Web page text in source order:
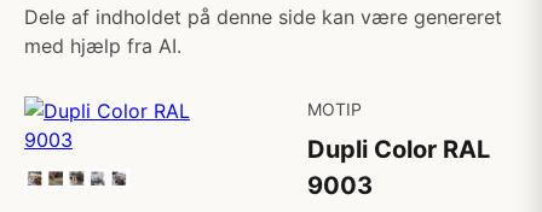
Dele af indholdet på denne side kan være genereret
med hjælp fra AI.
MOTIP
Dupli Color RAL
9003